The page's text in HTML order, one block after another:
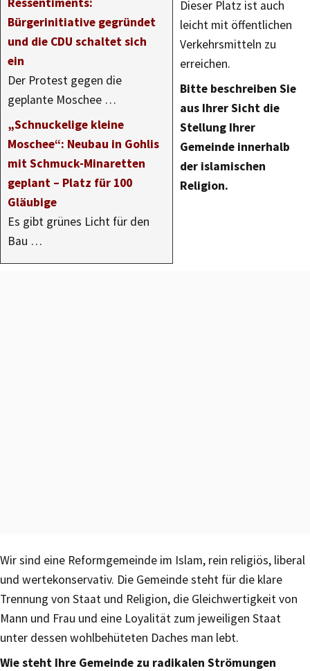
Bürgerinitiative gegründet
und die CDU schaltet sich
ein
Der Protest gegen die
geplante Moschee …
„Schnuckelige kleine
Moschee“: Neubau in Gohlis
mit Schmuck-Minaretten
geplant – Platz für 100
Gläubige
Es gibt grünes Licht für den
Bau …
Dieser Platz ist auch
leicht mit öffentlichen
Verkehrsmitteln zu
erreichen.
Bitte beschreiben Sie
aus Ihrer Sicht die
Stellung Ihrer
Gemeinde innerhalb
der islamischen
Religion.
Wir sind eine Reformgemeinde im Islam, rein religiös, liberal
und wertekonservativ. Die Gemeinde steht für die klare
Trennung von Staat und Religion, die Gleichwertigkeit von
Mann und Frau und eine Loyalität zum jeweiligen Staat
unter dessen wohlbehüteten Daches man lebt.
Wie steht Ihre Gemeinde zu radikalen Strömungen